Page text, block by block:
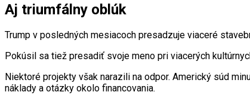
Aj triumfálny oblúk
Trump v posledných mesiacoch presadzuje viaceré
Pokúsil sa tiež presadiť svoje meno pri viacerých
Niektoré projekty však narazili na odpor. Americký súd
náklady a otázky okolo financovania.